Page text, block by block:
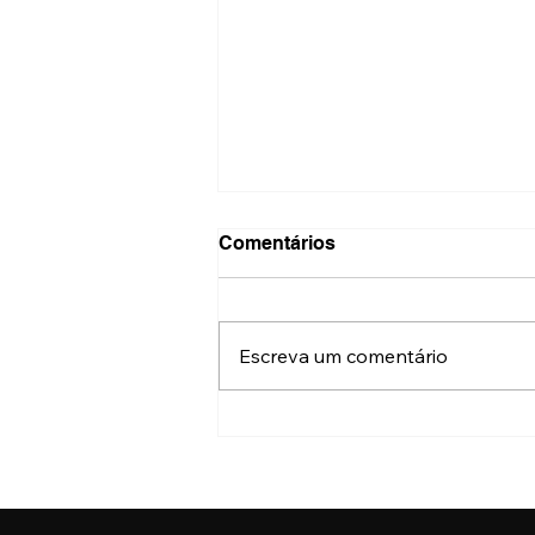
Comentários
Escreva um comentário